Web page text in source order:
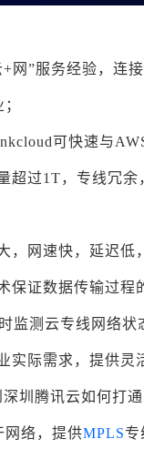
网”服务经验，连
可快速与
超过1T，专线冗
，网速快，延迟
保证数据传输过
监测云专线网络
实际需求，提供灵
圳腾讯云如何打
网络，提供MPLS专